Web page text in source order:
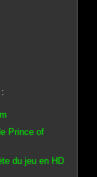
Prince of
du jeu en HD